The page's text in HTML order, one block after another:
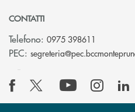
CONTATTI
Telefono: 0975 398611
PEC: